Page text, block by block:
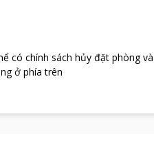
có chính sách hủy đặt phòng
ở phía trên